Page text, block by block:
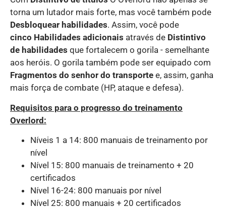
torna um lutador mais forte, mas você também pode
Desbloquear habilidades. Assim, você pode
cinco Habilidades adicionais através de Distintivo
de habilidades que fortalecem o gorila - semelhante
aos heróis. O gorila também pode ser equipado com
Fragmentos do senhor do transporte e, assim, ganha
mais força de combate (HP, ataque e defesa).
Requisitos para o progresso do treinamento
Overlord:
Níveis 1 a 14: 800 manuais de treinamento por
nível
Nível 15: 800 manuais de treinamento + 20
certificados
Nível 16-24: 800 manuais por nível
Nível 25: 800 manuais + 20 certificados